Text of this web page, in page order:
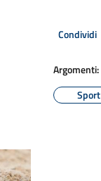
Condividi
Argomenti:
Sport